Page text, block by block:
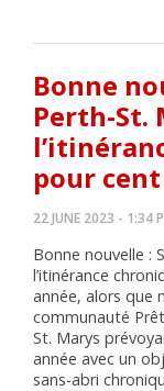
Bonne
Perth-St.
pour cent
22 JUNE 2023 - 1:34
Bonne nouvelle :
l’itinérance
année, alors que
communauté
St. Marys
année avec un
sans-abri